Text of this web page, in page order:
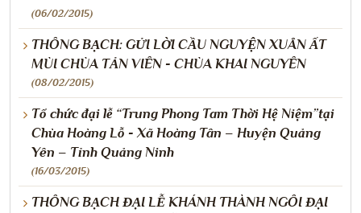
(06/02/2015)
THÔNG BẠCH: GỬI LỜI CẦU NGUYỆN XUÂN ẤT
MÙI CHÙA TẢN VIÊN - CHÙA KHAI NGUYÊN
(08/02/2015)
Tổ chức đại lễ “Trung Phong Tam Thời Hệ Niệm”tại
Chùa Hoàng Lỗ - Xã Hoàng Tân – Huyện Quảng
Yên – Tỉnh Quảng Ninh
(16/03/2015)
THÔNG BẠCH ĐẠI LỄ KHÁNH THÀNH NGÔI ĐẠI